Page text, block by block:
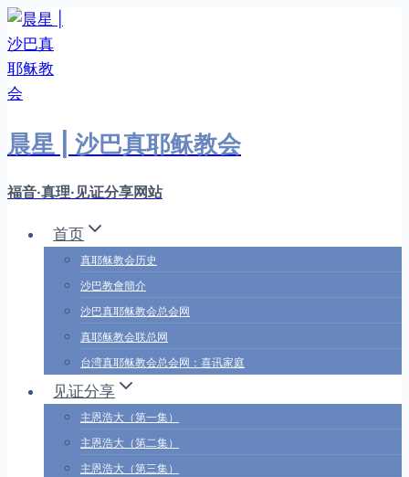
跳
转
到
内
晨星 | 沙巴真耶稣教会
福音·真理·见证分享网站
首页
真耶稣教会历史
沙巴教會簡介
沙巴真耶稣教会总会网
真耶稣教会联总网
台湾真耶稣教会总会网：喜讯家庭
见证分享
主恩浩大（第一集）
主恩浩大（第二集）
主恩浩大（第三集）